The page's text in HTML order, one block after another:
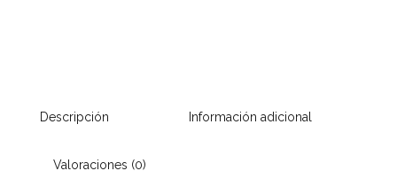
Descripción Información adicional
Valoraciones (0)